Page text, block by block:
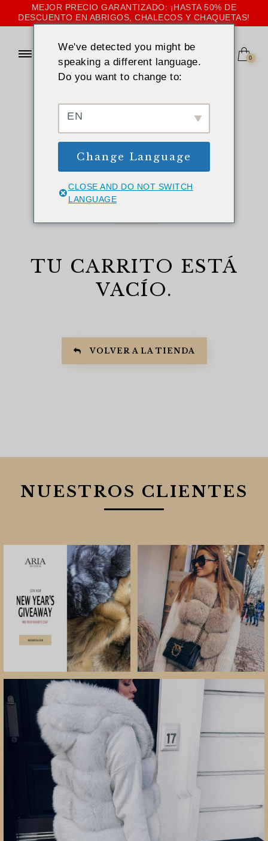
MEJOR PRECIO GARANTIZADO: ¡HASTA 50% DE
DESCUENTO EN ABRIGOS, CHALECOS Y CHAQUETAS!
0
TU CARRITO ESTÁ
VACÍO.
VOLVER A LA TIENDA
NUESTROS CLIENTES
We've detected you might be
speaking a different language.
Do you want to change to:
EN
Change Language
CLOSE AND DO NOT SWITCH
LANGUAGE